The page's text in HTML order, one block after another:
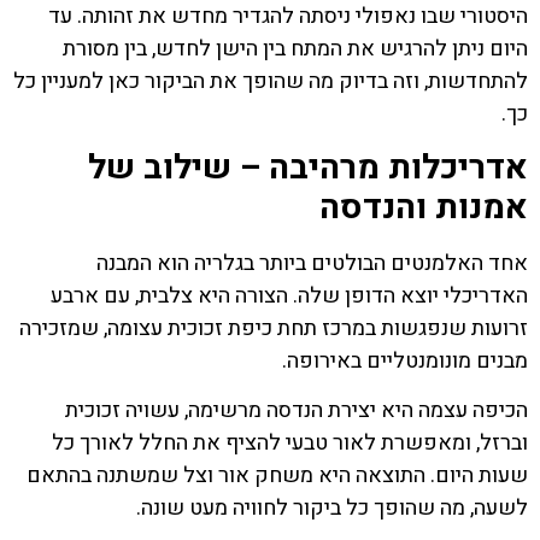
היסטורי שבו נאפולי ניסתה להגדיר מחדש את זהותה. עד
היום ניתן להרגיש את המתח בין הישן לחדש, בין מסורת
להתחדשות, וזה בדיוק מה שהופך את הביקור כאן למעניין כל
כך.
אדריכלות מרהיבה – שילוב של
אמנות והנדסה
אחד האלמנטים הבולטים ביותר בגלריה הוא המבנה
האדריכלי יוצא הדופן שלה. הצורה היא צלבית, עם ארבע
זרועות שנפגשות במרכז תחת כיפת זכוכית עצומה, שמזכירה
מבנים מונומנטליים באירופה.
הכיפה עצמה היא יצירת הנדסה מרשימה, עשויה זכוכית
וברזל, ומאפשרת לאור טבעי להציף את החלל לאורך כל
שעות היום. התוצאה היא משחק אור וצל שמשתנה בהתאם
לשעה, מה שהופך כל ביקור לחוויה מעט שונה.